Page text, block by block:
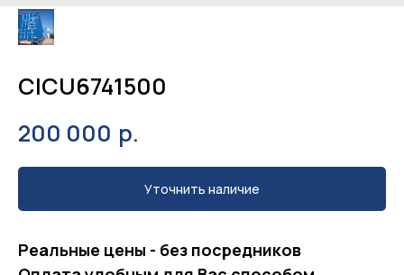
CICU6741500
200 000 р.
Уточнить наличие
Реальные цeны - бeз посредников